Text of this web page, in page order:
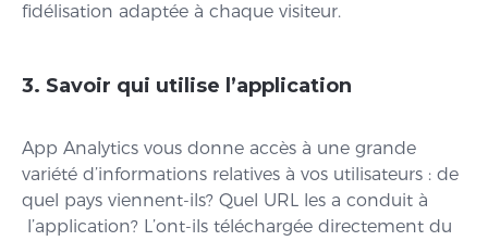
fidélisation adaptée à chaque visiteur.
3. Savoir qui utilise l’application
App Analytics vous donne accès à une grande
variété d’informations relatives à vos utilisateurs : de
quel pays viennent-ils? Quel URL les a conduit à
l’application? L’ont-ils téléchargée directement du